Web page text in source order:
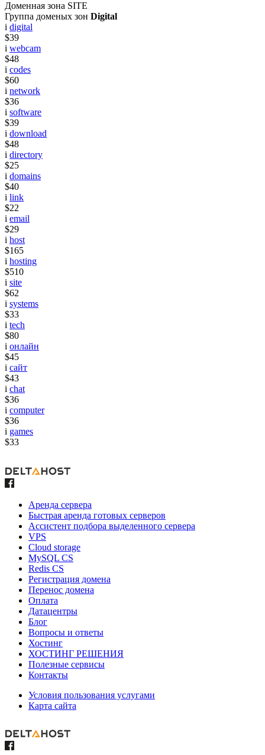
Доменная зона SITE
Группа доменых зон Digital
i digital
$39
i webcam
$48
i codes
$60
i network
$36
i software
$39
i download
$48
i directory
$25
i domains
$40
i link
$22
i email
$29
i host
$165
i hosting
$510
i site
$62
i systems
$33
i tech
$80
i онлайн
$45
i сайт
$43
i chat
$36
i computer
$36
i games
$33
Аренда сервера
Быстрая аренда готовых серверов
Ассистент подбора выделенного сервера
VPS
Cloud storage
MySQL CS
Redis CS
Регистрация домена
Перенос домена
Оплата
Датацентры
Блог
Вопросы и ответы
Хостинг
ХОСТИНГ РЕШЕНИЯ
Полезные сервисы
Контакты
Условия пользования услугами
Карта сайта